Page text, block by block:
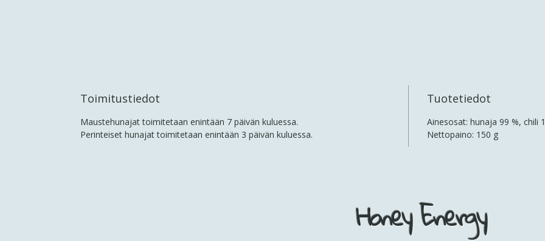
Toimitustiedot
Maustehunajat toimitetaan enintään 7 päivän kuluessa.
Perinteiset hunajat toimitetaan enintään 3 päivän kuluessa.
Tuotetiedot
Ainesosat: hunaja 99 %, chili
Nettopaino: 150 g
Honey Energy